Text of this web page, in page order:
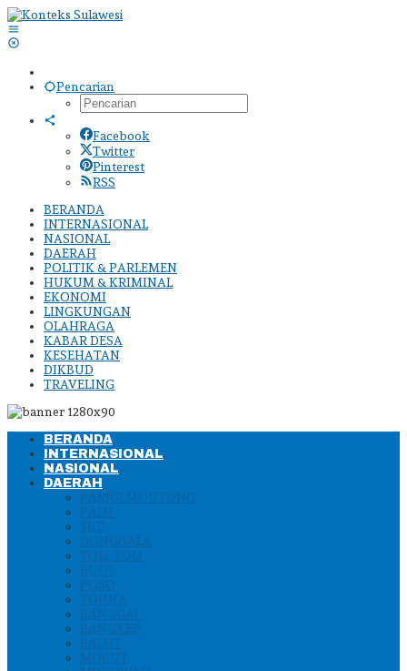
Lewati
ke
konten
Pencarian
Facebook
Twitter
Pinterest
RSS
BERANDA
INTERNASIONAL
NASIONAL
DAERAH
POLITIK & PARLEMEN
HUKUM & KRIMINAL
EKONOMI
LINGKUNGAN
OLAHRAGA
KABAR DESA
KESEHATAN
DIKBUD
TRAVELING
BERANDA
INTERNASIONAL
NASIONAL
DAERAH
PARIGI MOUTONG
PALU
SIGI
DONGGALA
TOLI-TOLI
BUOL
POSO
TOUNA
BANGGAI
BANGKEP
BALUT
MORUT